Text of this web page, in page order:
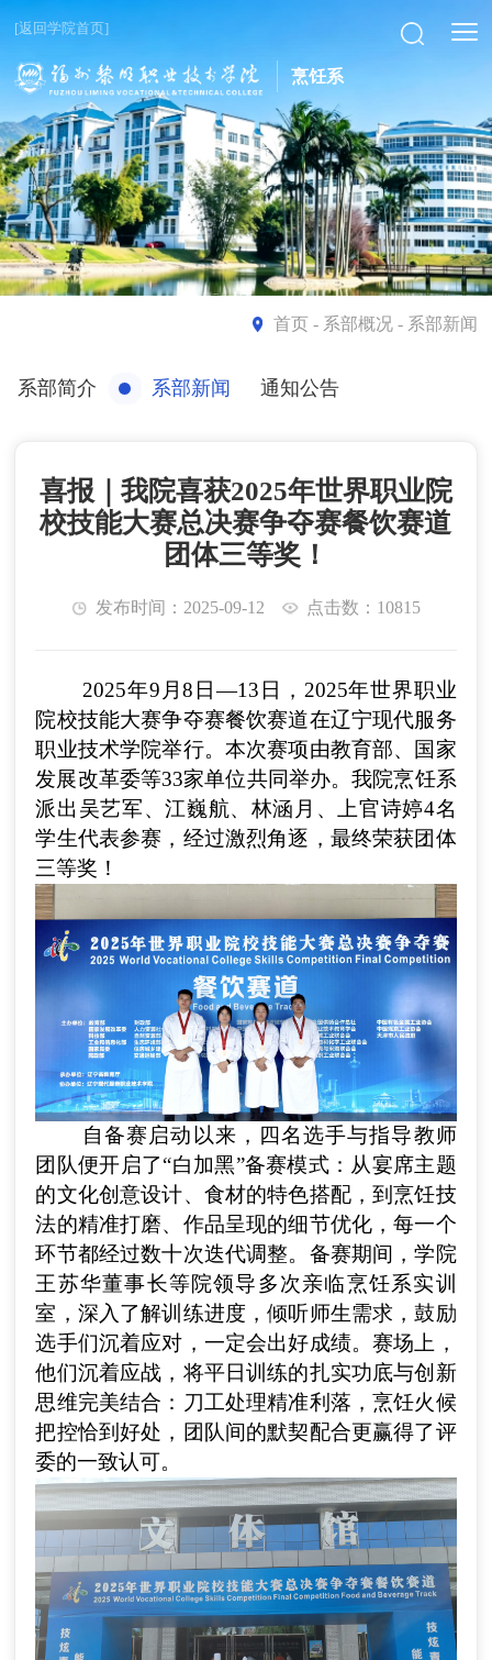
[返回学院首页]
烹饪系
首页- 系部概况 - 系部新闻
系部简介 系部新闻 通知公告
喜报｜我院喜获2025年世界职业院
校技能大赛总决赛争夺赛餐饮赛道
团体三等奖！
发布时间：2025-09-12 点击数：10815
2025年9 月8 日—13 日， 2025年世界职业
院校技能大赛争夺赛餐饮赛道在辽宁现代服务
职业技术学院举行。本次赛项由教育部、国家
发展改革委等33家单位共同举办。我院烹饪系
派出 吴艺军、江巍航、林涵月、上官诗婷4名
学生代表参赛 ，经过激烈角逐，最终荣获团体
三等奖！
自备赛启动以来， 四名选手与指导教师
团队便开启了“白加黑”备赛模式：从宴席主题
的文化创意设计、食材的特色搭配，到烹饪技
法的精准打磨、作品呈现的细节优化，每一个
环节都经过数十次迭代调整。备赛期间，学院
王苏华董事长等院领导多次亲临烹饪系实训
室，深入了解训练进度，倾听师生需求 ，鼓励
选手们沉着应对，一定会出好成绩。赛场上，
他们沉着应战，将平日训练的扎实功底与创新
思维完美结合：刀工处理精准利落，烹饪火候
把控恰到好处，团队间的默契配合更赢得了评
委的一致认可。